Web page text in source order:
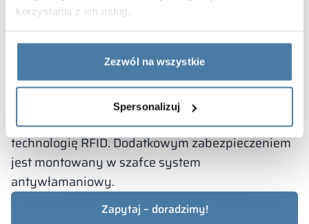
korzystania z ich usług.
Zezwól na wszystkie
Spersonalizuj
aluminiowej tabliczki, grawera lub naklejki.
prezentować, ale także zapewniać wysoki poziom
bezpieczeństwa przechowywanych rzeczy.
Funkcję tę spełniają zamki, wśród których można
wyróżnić m.in. modele na kluczyk, na kłódkę,
wrzutowe, szyfrowane czy obsługujące
technologię RFID. Dodatkowym zabezpieczeniem
jest montowany w szafce system
antywłamaniowy.
Zapytaj – doradzimy!